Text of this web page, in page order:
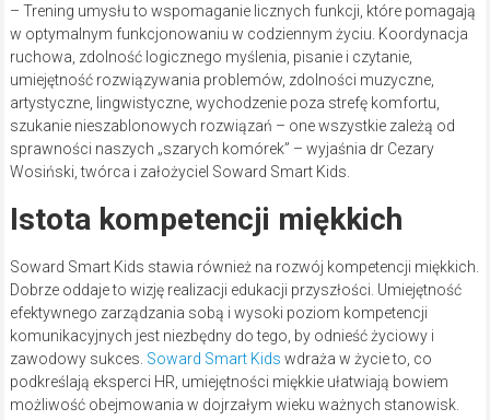
– Trening umysłu to wspomaganie licznych funkcji, które pomagają
w optymalnym funkcjonowaniu w codziennym życiu. Koordynacja
ruchowa, zdolność logicznego myślenia, pisanie i czytanie,
umiejętność rozwiązywania problemów, zdolności muzyczne,
artystyczne, lingwistyczne, wychodzenie poza strefę komfortu,
szukanie nieszablonowych rozwiązań – one wszystkie zależą od
sprawności naszych „szarych komórek” – wyjaśnia dr Cezary
Wosiński, twórca i założyciel Soward Smart Kids.
Istota kompetencji miękkich
Soward Smart Kids stawia również na rozwój kompetencji miękkich.
Dobrze oddaje to wizję realizacji edukacji przyszłości. Umiejętność
efektywnego zarządzania sobą i wysoki poziom kompetencji
komunikacyjnych jest niezbędny do tego, by odnieść życiowy i
zawodowy sukces. Soward Smart Kids wdraża w życie to, co
podkreślają eksperci HR, umiejętności miękkie ułatwiają bowiem
możliwość obejmowania w dojrzałym wieku ważnych stanowisk.